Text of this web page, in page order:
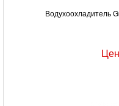
Водухоохладитель